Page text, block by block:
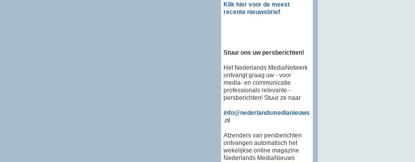
Klik hier voor de meest
recente nieuwsbrief
Stuur ons uw persberichten!
Het Nederlands MediaNetwerk
ontvangt graag uw - voor
media- en communicatie
professionals relevante -
persberichten! Stuur ze naar
info@nederlandsmedianieuws
.nl
Afzenders van persberichten
ontvangen automatisch het
wekelijkse online magazine
Nederlands MediaNieuws